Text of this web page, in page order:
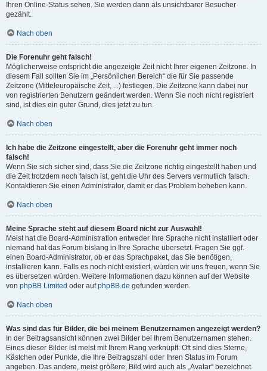
Ihren Online-Status sehen. Sie werden dann als unsichtbarer Besucher
gezählt.
Nach oben
Die Forenuhr geht falsch!
Möglicherweise entspricht die angezeigte Zeit nicht Ihrer eigenen Zeitzone. In
diesem Fall sollten Sie im „Persönlichen Bereich“ die für Sie passende
Zeitzone (Mitteleuropäische Zeit, ...) festlegen. Die Zeitzone kann dabei nur
von registrierten Benutzern geändert werden. Wenn Sie noch nicht registriert
sind, ist dies ein guter Grund, dies jetzt zu tun.
Nach oben
Ich habe die Zeitzone eingestellt, aber die Forenuhr geht immer noch
falsch!
Wenn Sie sich sicher sind, dass Sie die Zeitzone richtig eingestellt haben und
die Zeit trotzdem noch falsch ist, geht die Uhr des Servers vermutlich falsch.
Kontaktieren Sie einen Administrator, damit er das Problem beheben kann.
Nach oben
Meine Sprache steht auf diesem Board nicht zur Auswahl!
Meist hat die Board-Administration entweder Ihre Sprache nicht installiert oder
niemand hat das Forum bislang in Ihre Sprache übersetzt. Fragen Sie ggf.
einen Board-Administrator, ob er das Sprachpaket, das Sie benötigen,
installieren kann. Falls es noch nicht existiert, würden wir uns freuen, wenn Sie
es übersetzen würden. Weitere Informationen dazu können auf der Website
von phpBB Limited oder aufphpBB.de gefunden werden.
Nach oben
Was sind das für Bilder, die bei meinem Benutzernamen angezeigt werden?
In der Beitragsansicht können zwei Bilder bei Ihrem Benutzernamen stehen.
Eines dieser Bilder ist meist mit Ihrem Rang verknüpft: Oft sind dies Sterne,
Kästchen oder Punkte, die Ihre Beitragszahl oder Ihren Status im Forum
angeben. Das andere, meist größere, Bild wird auch als „Avatar“ bezeichnet.